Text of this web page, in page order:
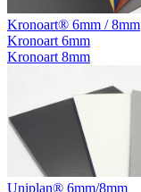
Kronoart® 6mm / 8mm
Kronoart 6mm
Kronoart 8mm
Uniplan® 6mm/8mm